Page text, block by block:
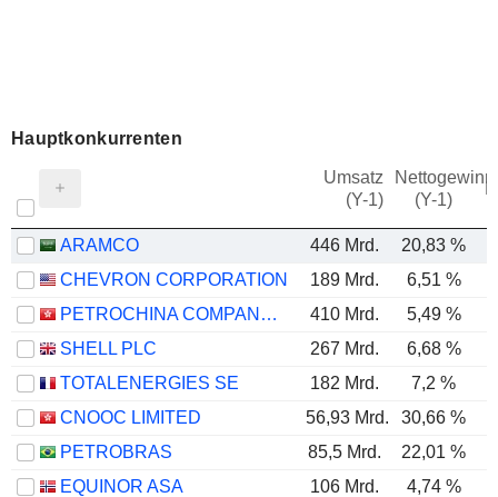
Hauptkonkurrenten
Umsatz
(Y-1)
Nettogewinn
(Y-1)
ARAMCO 446 Mrd. 20,83 %
CHEVRON CORPORATION
189 Mrd. 6,51 %
PETROCHINA COMPANY LIMITED
410 Mrd. 5,49 %
SHELL PLC
267 Mrd. 6,68 %
TOTALENERGIES SE
182 Mrd. 7,2 %
CNOOC LIMITED
56,93 Mrd. 30,66 %
PETROBRAS
85,5 Mrd. 22,01 %
EQUINOR ASA
106 Mrd. 4,74 %